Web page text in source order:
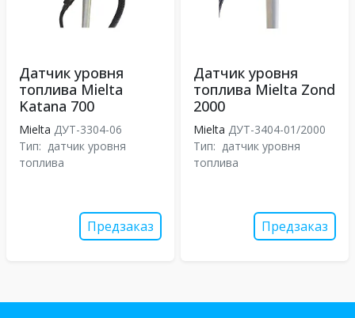
Датчик уровня
топлива Mielta
Katana 700
Mielta ДУТ-3304-06
Тип: датчик уровня
топлива
Предзаказ
Датчик уровня
топлива Mielta Zond
2000
Mielta ДУТ-3404-01/2000
Тип: датчик уровня
топлива
Предзаказ